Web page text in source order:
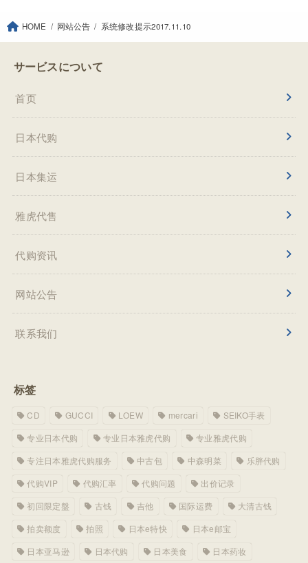
HOME 网站公告 系统修改提示2017.11.10
サービスについて
首页
日本代购
日本集运
雅虎代售
代购资讯
网站公告
联系我们
标签
CD GUCCI LOEW mercari
SEIKO手表
专业日本代购
专业日本雅虎代购
专业雅虎代购
专注日本雅虎代购服务
中古包 中森明菜
乐胖代购
代购VIP
代购汇率 代购问题
出价记录
初回限定盤
古钱 吉他 国际运费
大清古钱
拍卖额度
拍照 日本e特快
日本e邮宝
日本亚马逊
日本代购 日本美食 日本药妆